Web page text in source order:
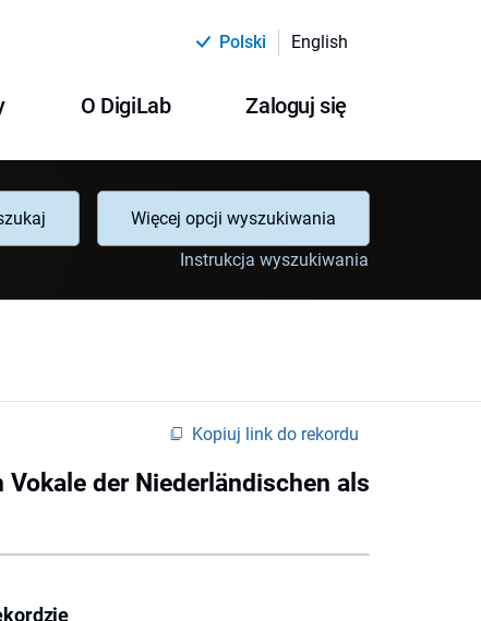
Polski English
O DigiLab Zaloguj się
Więcej opcji wyszukiwania
Instrukcja wyszukiwania
Kopiuj link do rekordu
der Niederländischen als